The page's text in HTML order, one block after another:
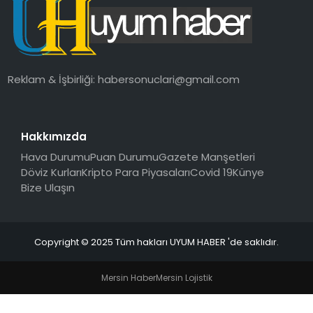
SAĞLIK
MAGAZIN
Reklam & İşbirliği:habersonuclari@gmail.com
Hakkımızda
Hava DurumuPuan DurumuGazete Manşetleri
Döviz KurlarıKripto Para PiyasalarıCovid 19Künye
Bize Ulaşın
Copyright © 2025 Tüm hakları UYUM HABER 'de saklıdır.
Mersin HaberMersin Lojistik